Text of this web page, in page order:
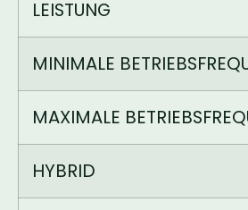
LEISTUNG
MINIMALE
MAXIMALE
HYBRID